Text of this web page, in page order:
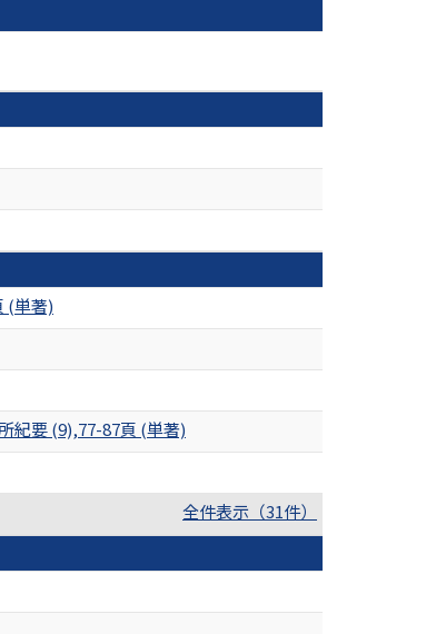
(単著)
紀要 (9),77-87頁 (単著)
全件表示（31件）